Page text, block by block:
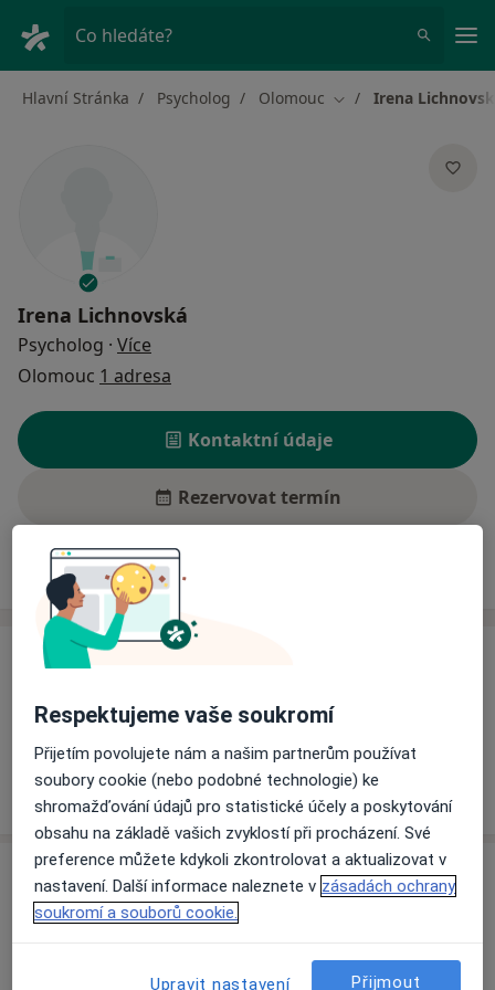
Co hledáte?
Hlavní Stránka Psycholog Olomouc Změna města
Irena
Irena Lichnovská
Psycholog · Více
Olomouc 1 adresa
Kontaktní údaje
Rezervovat termín
Ceník Adresy
Ceník
Informace o službách a cenách nejsou k dispozici
Tento specialista ještě nepřidával žádné informace o
svých službách.
Adresa
Vojenská nemocnice Olomouc
Respektujeme vaše soukromí
Přijetím povolujete nám a našim partnerům používat
soubory cookie (nebo podobné technologie) ke
shromažďování údajů pro statistické účely a poskytování
obsahu na základě vašich zvyklostí při procházení. Své
preference můžete kdykoli zkontrolovat a aktualizovat v
nastavení. Další informace naleznete v zásadách ochrany
soukromí a souborů cookie.
Upravit nastavení Přijmout